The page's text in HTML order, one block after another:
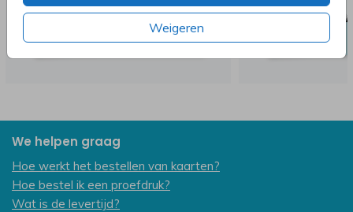
Weigeren
We helpen graag
Hoe werkt het bestellen van kaarten?
Hoe bestel ik een proefdruk?
Wat is de levertijd?